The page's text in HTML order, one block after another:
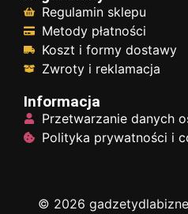
Regulamin sklepu
Metody płatności
Koszt i formy dostawy
Zwroty i reklamacja
Informacja
Przetwarzanie danych
Polityka prywatności i
© 2026